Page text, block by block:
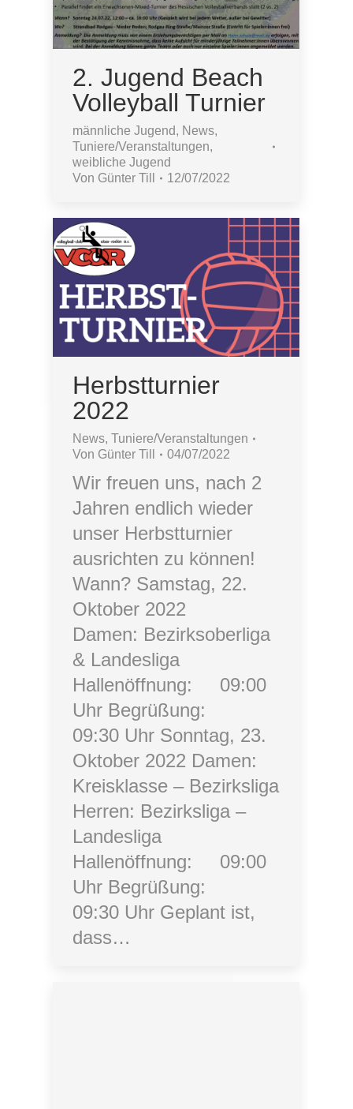
2. Jugend Beach
Volleyball Turnier
männliche Jugend, News,
Tuniere/Veranstaltungen,
weibliche Jugend
Von Günter Till 12/07/2022
Herbstturnier
2022
News, Tuniere/Veranstaltungen
Von Günter Till 04/07/2022
Wir freuen uns, nach 2
Jahren endlich wieder
unser Herbstturnier
ausrichten zu können!
Wann? Samstag, 22.
Oktober 2022
Damen: Bezirksoberliga
& Landesliga
Hallenöffnung: 09:00
Uhr Begrüßung:
09:30 Uhr Sonntag, 23.
Oktober 2022 Damen:
Kreisklasse – Bezirksliga
Herren: Bezirksliga –
Landesliga
Hallenöffnung: 09:00
Uhr Begrüßung:
09:30 Uhr Geplant ist,
dass…